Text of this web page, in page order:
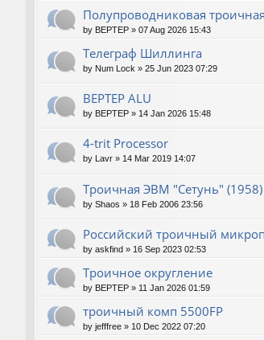
Полупроводниковая
by BEPTEP » 07 Aug 2026 15:43
Телеграф Шиллинга
by Num Lock » 25 Jun 2023 07:29
BEPTEP ALU
by BEPTEP » 14 Jan 2026 15:48
4-trit Processor
by Lavr » 14 Mar 2019 14:07
Троичная ЭВМ "Сетунь" (1958)
by Shaos » 18 Feb 2006 23:56
Российский троичный
by askfind » 16 Sep 2023 02:53
Троичное округление
by BEPTEP » 11 Jan 2026 01:59
троичный комп 5500FP
by jefffree » 10 Dec 2022 07:20